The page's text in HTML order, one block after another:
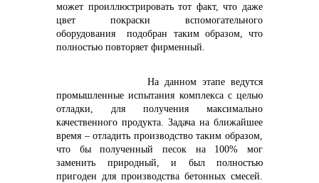
может проиллюстрировать тот факт, что даже
цвет покраски вспомогательного
оборудования подобран таким образом, что
полностью повторяет фирменный.
На данном этапе ведутся
промышленные испытания комплекса с целью
отладки, для получения максимально
качественного продукта. Задача на ближайшее
время – отладить производство таким образом,
что бы полученный песок на 100% мог
заменить природный, и был полностью
пригоден для производства бетонных смесей.